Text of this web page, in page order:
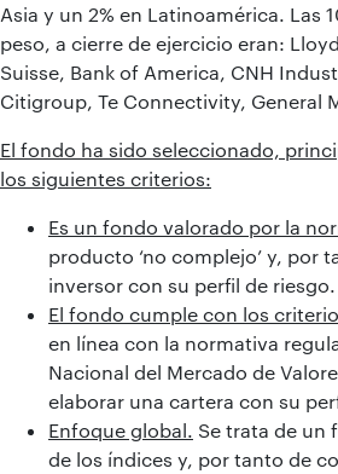
Asia y un 2% en Latinoamérica. Las
peso, a cierre de ejercicio eran:
Suisse, Bank of America, CNH
Citigroup, Te Connectivity, General
El fondo ha sido seleccionado,
los siguientes criterios:
Es un fondo valorado por la
producto ‘no complejo’ y, por
inversor con su perfil de riesgo.
El fondo cumple con los
en línea con la normativa
Nacional del Mercado de
elaborar una cartera con su
Enfoque global. Se trata de un
de los índices y, por tanto de